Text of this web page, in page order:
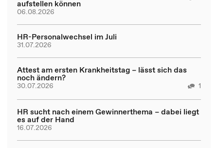
aufstellen können
06.08.2026
HR-Personalwechsel im Juli
31.07.2026
Attest am ersten Krankheitstag – lässt sich das
noch ändern?
30.07.2026 1
HR sucht nach einem Gewinnerthema – dabei liegt
es auf der Hand
16.07.2026